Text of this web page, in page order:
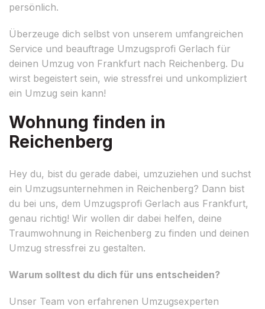
persönlich.
Überzeuge dich selbst von unserem umfangreichen
Service und beauftrage Umzugsprofi Gerlach für
deinen Umzug von Frankfurt nach Reichenberg. Du
wirst begeistert sein, wie stressfrei und unkompliziert
ein Umzug sein kann!
Wohnung finden in
Reichenberg
Hey du, bist du gerade dabei, umzuziehen und suchst
ein Umzugsunternehmen in Reichenberg? Dann bist
du bei uns, dem Umzugsprofi Gerlach aus Frankfurt,
genau richtig! Wir wollen dir dabei helfen, deine
Traumwohnung in Reichenberg zu finden und deinen
Umzug stressfrei zu gestalten.
Warum solltest du dich für uns entscheiden?
Unser Team von erfahrenen Umzugsexperten